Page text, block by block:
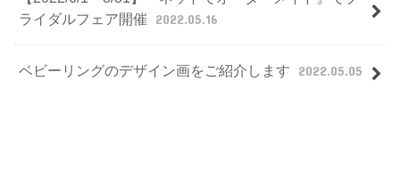
ライダルフェア開催
2022.05.16
ベビーリングのデザイン画をご紹介します 2022.05.05